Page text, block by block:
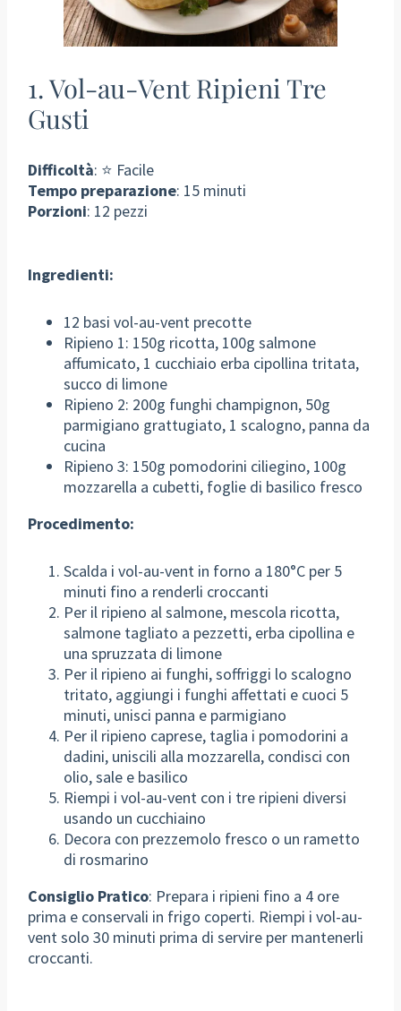
1. Vol-au-Vent Ripieni Tre
Gusti
Difficoltà: ⭐ Facile
Tempo preparazione: 15 minuti
Porzioni: 12 pezzi
Ingredienti:
12 basi vol-au-vent precotte
Ripieno 1: 150g ricotta, 100g salmone
affumicato, 1 cucchiaio erba cipollina tritata,
succo di limone
Ripieno 2: 200g funghi champignon, 50g
parmigiano grattugiato, 1 scalogno, panna da
cucina
Ripieno 3: 150g pomodorini ciliegino, 100g
mozzarella a cubetti, foglie di basilico fresco
Procedimento:
Scalda i vol-au-vent in forno a 180°C per 5
minuti fino a renderli croccanti
Per il ripieno al salmone, mescola ricotta,
salmone tagliato a pezzetti, erba cipollina e
una spruzzata di limone
Per il ripieno ai funghi, soffriggi lo scalogno
tritato, aggiungi i funghi affettati e cuoci 5
minuti, unisci panna e parmigiano
Per il ripieno caprese, taglia i pomodorini a
dadini, uniscili alla mozzarella, condisci con
olio, sale e basilico
Riempi i vol-au-vent con i tre ripieni diversi
usando un cucchiaino
Decora con prezzemolo fresco o un rametto
di rosmarino
Consiglio Pratico: Prepara i ripieni fino a 4 ore
prima e conservali in frigo coperti. Riempi i vol-au-
vent solo 30 minuti prima di servire per mantenerli
croccanti.